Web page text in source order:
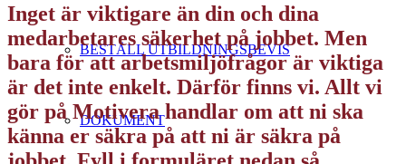
BESTÄLL UTBILDNINGSBEVIS
DOKUMENT
Inget är viktigare än din och dina
medarbetares säkerhet på jobbet. Men
bara för att arbetsmiljöfrågor är viktiga
är det inte enkelt. Därför finns vi. Allt vi
gör på Motivera handlar om att ni ska
känna er säkra på att ni är säkra på